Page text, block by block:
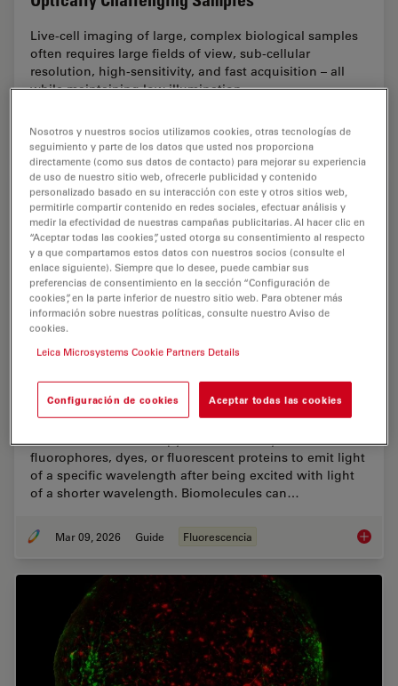
Live‑cell imaging of large, complex biological samples
often requires large fields of view, sub-cellular
resolution, high-sensitivity, and fast acquisition – all
while maintaining low illumination…
Jun 25, 2026 Whitepaper THUNDER Imaging
A Guide to Fluorescence Microscopy
Fluorescence microscopy uses the ability of
fluorophores, dyes, or fluorescent proteins to emit light
of a specific wavelength after being excited with light
of a shorter wavelength. Biomolecules can…
Mar 09, 2026 Guide Fluorescencia A
Nosotros y nuestros socios utilizamos cookies, otras tecnologías de
seguimiento y parte de los datos que usted nos proporciona
directamente (como sus datos de contacto) para mejorar su experiencia
de uso de nuestro sitio web, ofrecerle publicidad y contenido
personalizado basado en su interacción con este y otros sitios web,
permitirle compartir contenido en redes sociales, efectuar análisis y
medir la efectividad de nuestras campañas publicitarias. Al hacer clic en
“Aceptar todas las cookies”, usted otorga su consentimiento al respecto
y a que compartamos estos datos con nuestros socios (consulte el
enlace siguiente). Siempre que lo desee, puede cambiar sus
preferencias de consentimiento en la sección “Configuración de
cookies”, en la parte inferior de nuestro sitio web. Para obtener más
información sobre nuestras políticas, consulte nuestro Aviso de
cookies.
Leica Microsystems Cookie Partners Details
Configuración de cookies Aceptar todas las cookies